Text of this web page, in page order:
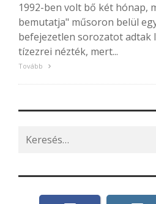
1992-ben volt bő két hónap,
bemutatja" műsoron belül
befejezetlen sorozatot adtak
tízezrei nézték, mert...
Tovább
Search
for: